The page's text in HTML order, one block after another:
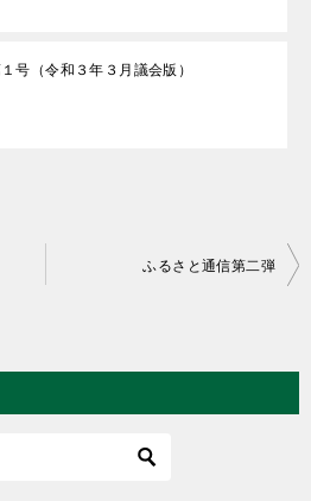
号（令和３年３月議会版）
ふるさと通信第二弾